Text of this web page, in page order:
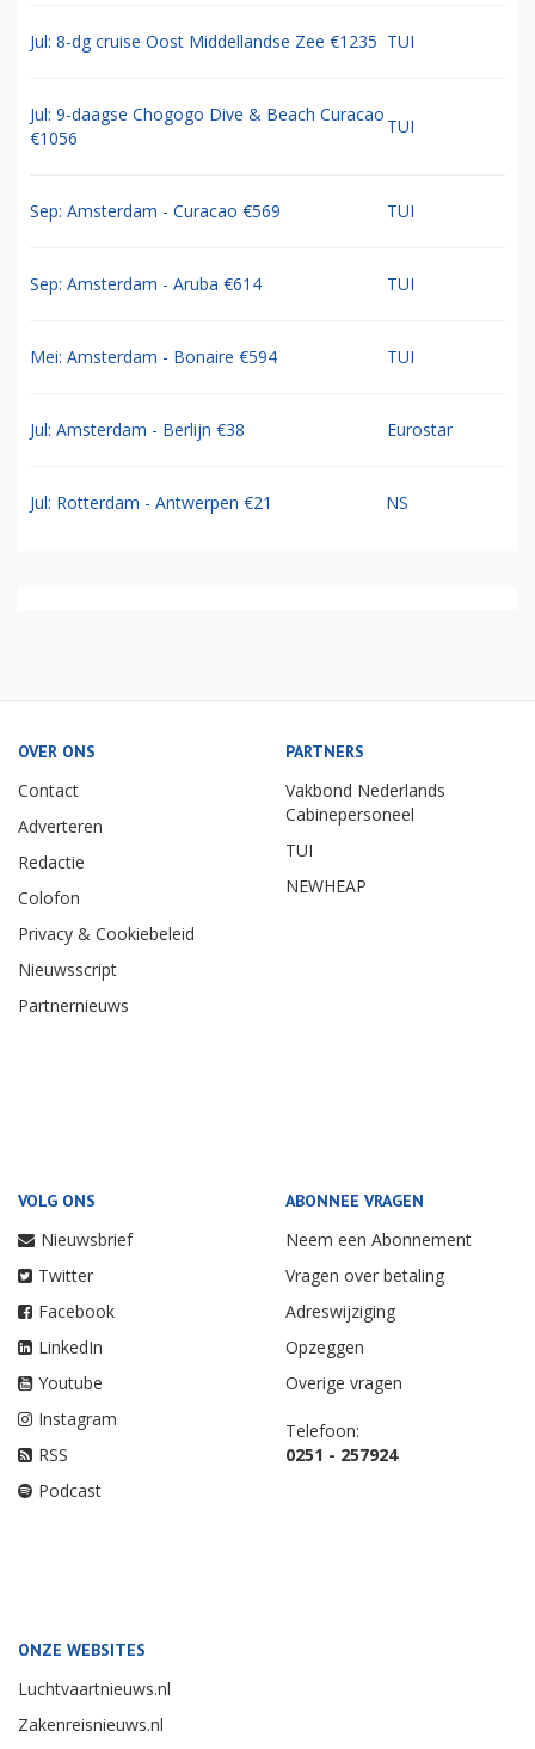
Jul: 8-dg cruise Oost Middellandse Zee €1235 TUI
Jul: 9-daagse Chogogo Dive & Beach Curacao
€1056
TUI
Sep: Amsterdam - Curacao €569 TUI
Sep: Amsterdam - Aruba €614 TUI
Mei: Amsterdam - Bonaire €594 TUI
Jul: Amsterdam - Berlijn €38 Eurostar
Jul: Rotterdam - Antwerpen €21 NS
OVER ONS
Contact
Adverteren
Redactie
Colofon
Privacy & Cookiebeleid
Nieuwsscript
Partnernieuws
PARTNERS
Vakbond Nederlands
Cabinepersoneel
TUI
NEWHEAP
VOLG ONS
Nieuwsbrief
Twitter
Facebook
LinkedIn
Youtube
Instagram
RSS
Podcast
ABONNEE VRAGEN
Neem een Abonnement
Vragen over betaling
Adreswijziging
Opzeggen
Overige vragen
Telefoon:
0251 - 257924
ONZE WEBSITES
Luchtvaartnieuws.nl
Zakenreisnieuws.nl